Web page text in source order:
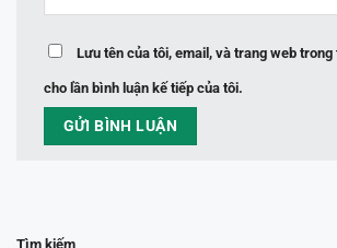
Tìm kiếm
Lưu tên của tôi, email, và trang web
cho lần bình luận kế tiếp của tôi.